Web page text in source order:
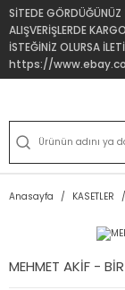
SİTEDE
ALIŞVERİŞLERDE
İSTEĞİNİZ OLURSA
https://
Anasayfa KASETLER
MEHMET AKİF -